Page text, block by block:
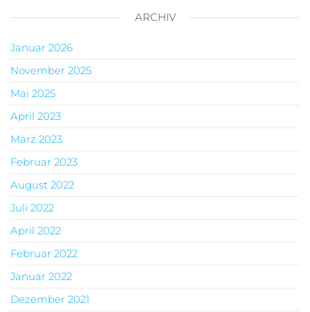
ARCHIV
Januar 2026
November 2025
Mai 2025
April 2023
März 2023
Februar 2023
August 2022
Juli 2022
April 2022
Februar 2022
Januar 2022
Dezember 2021